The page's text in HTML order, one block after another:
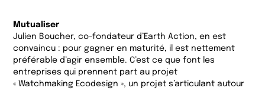
Mutualiser
Julien Boucher, co-fondateur d’Earth Action, en est
convaincu : pour gagner en maturité, il est nettement
préférable d’agir ensemble. C’est ce que font les
entreprises qui prennent part au projet
« Watchmaking Ecodesign », un projet s’articulant autour